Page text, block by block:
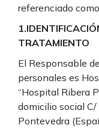
referenciado como
TRATAMIENTO
El Responsable
personales es
“Hospital Ribera
domicilio social
Pontevedra